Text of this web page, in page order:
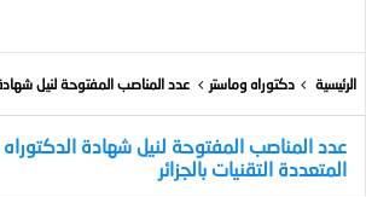
الرئيسية دكتوراه وماستر عدد المناصب المفتوحة لنيل شهادة الدكتوراه
عدد المناصب المفتوحة لنيل شهادة الدكتوراه
المتعددة التقنيات بالجزائر